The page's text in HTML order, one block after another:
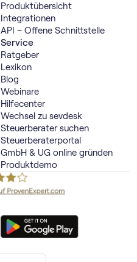
Produktübersicht
Integrationen
API – Offene Schnittstelle
Service
Ratgeber
Lexikon
Blog
Webinare
Hilfecenter
Wechsel zu sevdesk
Steuerberater suchen
Steuerberaterportal
GmbH & UG online gründen
Produktdemo